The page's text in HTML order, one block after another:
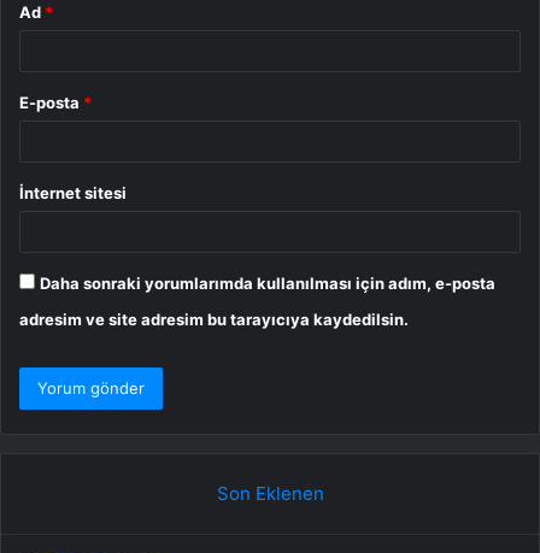
Ad *
E-posta *
İnternet sitesi
Daha sonraki yorumlarımda kullanılması için adım, e-posta
adresim ve site adresim bu tarayıcıya kaydedilsin.
Son Eklenen